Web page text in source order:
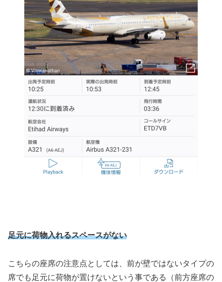
足元に荷物入れるスペースがない
こちらの座席の注意点としては、前が壁ではないタイプの
席でも足元に荷物が置けないという事である（前方座席の